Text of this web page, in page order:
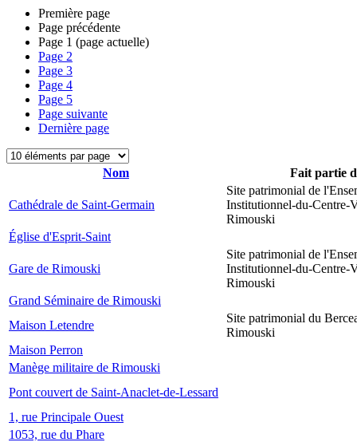
Première page
Page précédente
Page 1 (page actuelle)
Page 2
Page 3
Page 4
Page 5
Page suivante
Dernière page
Nom Fait partie
Cathédrale de Saint-Germain
Site patrimonial de
Institutionnel-du-Centre-
Rimouski
Église d'Esprit-Saint
Gare de Rimouski
Site patrimonial de
Institutionnel-du-Centre-
Rimouski
Grand Séminaire de Rimouski
Maison Letendre
Site patrimonial du
Rimouski
Maison Perron
Manège militaire de Rimouski
Pont couvert de Saint-Anaclet-de-Lessard
1, rue Principale Ouest
1053, rue du Phare